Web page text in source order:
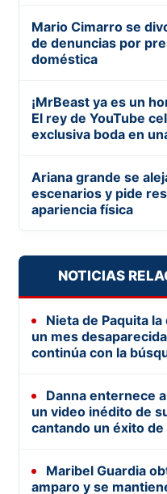
Mario Cimarro se
de denuncias por
doméstica
¡MrBeast ya es un
El rey de YouTube
exclusiva boda en
Ariana grande se
escenarios y pide
apariencia física
NOTICIAS
Nieta de Paquita
un mes
continúa con la
Danna enternece
un video inédito de
cantando un éxito de
Maribel Guardia
amparo y se